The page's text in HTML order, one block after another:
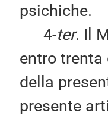
psichiche.
4-ter. Il
entro
della
presente